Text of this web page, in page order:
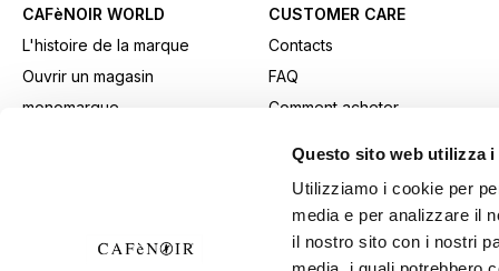
Questo sito web utilizza i
Utilizziamo i cookie per
media e per analizzare il
il nostro sito con i nostri
CAFèNOIR WORLD
L'histoire de la marque
Ouvrir un magasin
monomarque
CUSTOMER CARE
Contacts
FAQ
Comment acheter
Expédition
Retours et retraits
Conditions générales de
vente